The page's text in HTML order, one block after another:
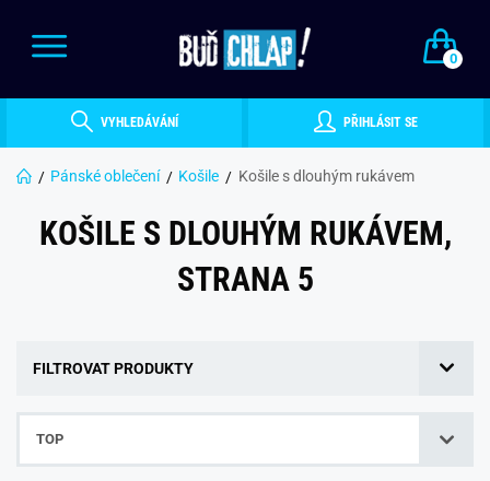
0
VYHLEDÁVÁNÍ PŘIHLÁSIT SE
Pánské oblečení Košile Košile s dlouhým rukávem
KOŠILE S DLOUHÝM RUKÁVEM,
STRANA 5
FILTROVAT PRODUKTY
TOP